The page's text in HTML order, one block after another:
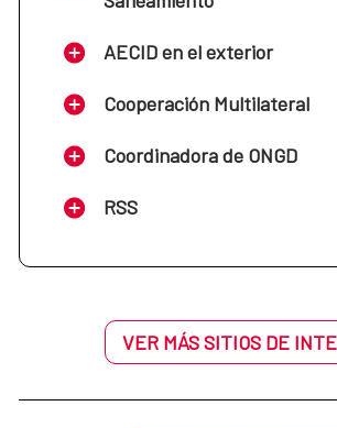
Cooperantes.
Resolución de 13 de julio de 2021,
Internacional para el Desarrollo, por
impagos del seguro del cooperante.
AECID en el exterior
Cooperación Multilateral
Coordinadora de ONGD
RSS
VER MÁS SITIOS DE